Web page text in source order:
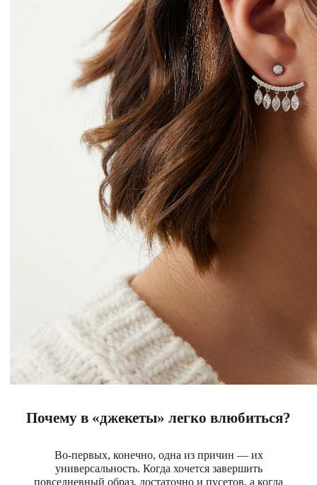
Почему в «джекеты» легко влюбиться?
Во-первых, конечно, одна из причин — их
универсальность. Когда хочется завершить
повседневный образ, достаточно и пусетов, а когда